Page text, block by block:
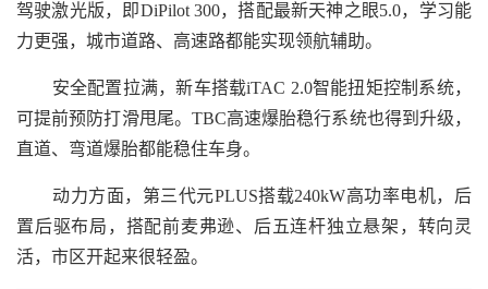
驾驶激光版，即DiPilot 300，搭配最新天神之眼5.0，学习能
力更强，城市道路、高速路都能实现领航辅助。
安全配置拉满，新车搭载iTAC 2.0智能扭矩控制系统，
可提前预防打滑甩尾。TBC高速爆胎稳行系统也得到升级，
直道、弯道爆胎都能稳住车身。
动力方面，第三代元PLUS搭载240kW高功率电机，后
置后驱布局，搭配前麦弗逊、后五连杆独立悬架，转向灵
活，市区开起来很轻盈。